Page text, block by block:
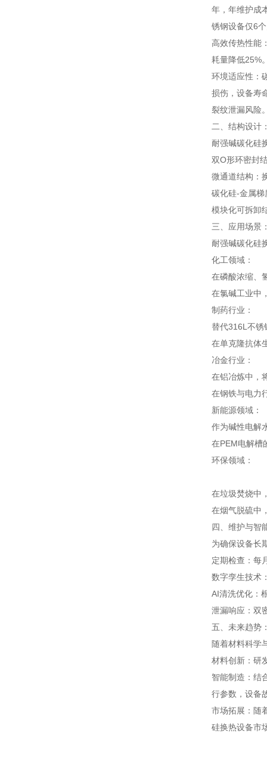
年，年维护成
锈钢设备仅6
高效传热性能
耗量降低25%
环境适应性：
损伤，设备寿
裂纹泄漏风险
二、结构设计
耐强碱碳化硅
双O形环密封
微通道结构：
碳化硅-金属
模块化可拆卸
三、应用场景
耐强碱碳化硅
化工领域：
在磷酸浓缩、
在氯碱工业中
制药行业：
替代316L不锈
在单克隆抗体
冶金行业：
在铝冶炼中，
在钢铁与电力
新能源领域：
作为碱性电解
在PEM电解槽
环保领域：
在垃圾焚烧中
在烟气脱硫中
四、维护与智
为确保设备长
定期检查：每
数字孪生技术
AI清洗优化：
泄漏响应：双
五、未来趋势
随着材料科学
材料创新：研
智能制造：结
行参数，设备
市场拓展：随
硅换热设备市